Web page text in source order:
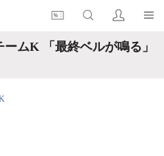
ムK 「最終ベルが鳴る」